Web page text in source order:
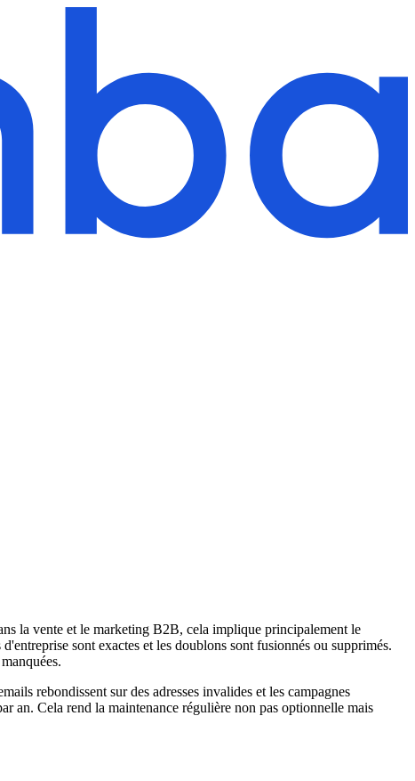
la vente et le marketing B2B, cela implique principalement le
sont exactes et les doublons sont fusionnés ou supprimés.
rebondissent sur des adresses invalides et les campagnes
an. Cela rend la maintenance régulière non pas optionnelle mais